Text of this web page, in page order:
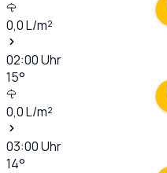
0,0L/m²
02:00Uhr
15°
0,0L/m²
03:00Uhr
14°